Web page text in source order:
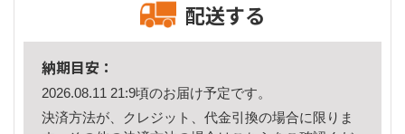
配送する
納期目安：
2026.08.11 21:9頃のお届け予定です。
決済方法が、クレジット、代金引換の場合に限りま